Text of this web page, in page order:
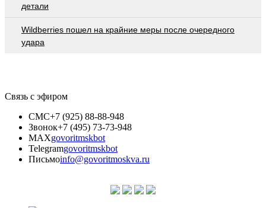
детали
Wildberries пошел на крайние меры после очередного
удара
Связь с эфиром
СМС+7 (925) 88-88-948
Звонок+7 (495) 73-73-948
MAXgovoritmskbot
Telegramgovoritmskbot
Письмоinfo@govoritmoskva.ru